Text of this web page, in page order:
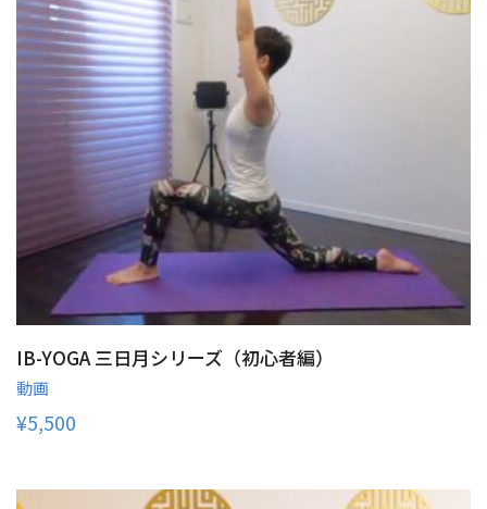
IB-YOGA 三日月シリーズ（初心者編）
動画
¥5,500